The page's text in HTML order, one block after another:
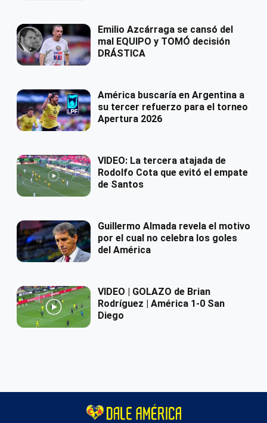
Emilio Azcárraga se cansó del
mal EQUIPO y TOMÓ decisión
DRÁSTICA
América buscaría en Argentina a
su tercer refuerzo para el torneo
Apertura 2026
VIDEO: La tercera atajada de
Rodolfo Cota que evitó el empate
de Santos
Guillermo Almada revela el motivo
por el cual no celebra los goles
del América
VIDEO | GOLAZO de Brian
Rodríguez | América 1-0 San
Diego